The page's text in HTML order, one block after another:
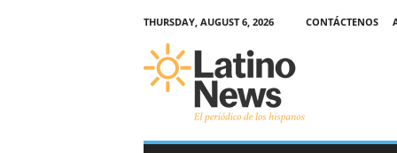
THURSDAY, AUGUST 6, 2026 CONTÁCTENOS